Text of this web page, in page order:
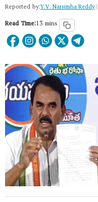
Reported by:Y.V. Narsimha Reddy|
Read Time:13 mins